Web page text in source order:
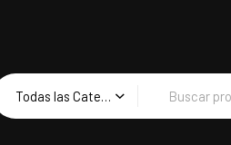
Todas las Categorias